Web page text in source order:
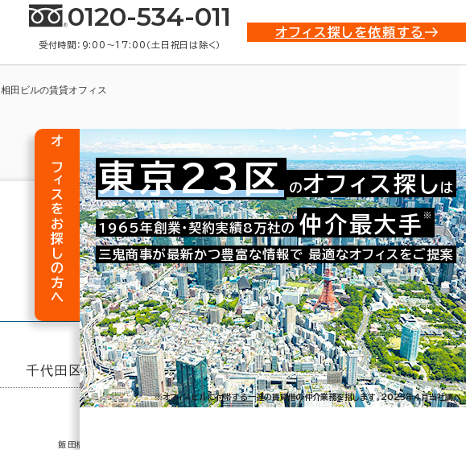
0120-534-011
受付時間：9:00〜17:00（土日祝日は除く）
オフィス探しを依頼する
相田ビルの賃貸オフィス
お問い合わせ番号：021-51153
千代田区飯田橋3-9-8
飯田橋駅(東京メトロ東西線･有楽町線･南北線/都営大江戸線) A5口
オフィスをお探しの方へ 東京23区 のオフィス探し は
1965年創業・契約実績8万社の 仲介最大手 ※
三鬼商事が最新かつ豊富な情報で 最適なオフィスをご提案
※オフィスビルに付帯する一連の賃貸借の仲介業務を指します。2023年4月当社調べ